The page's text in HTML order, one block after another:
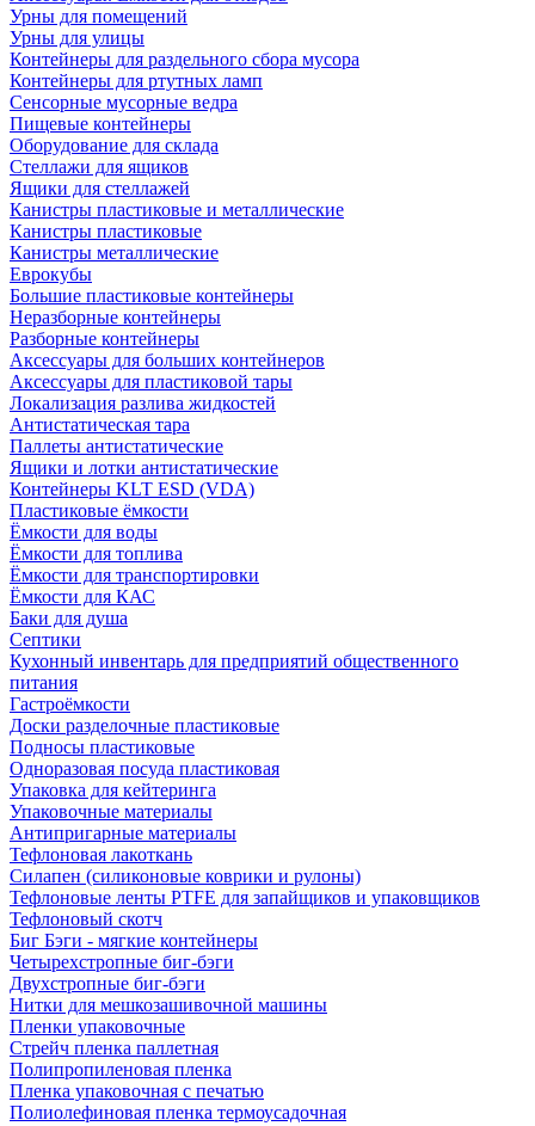
Урны для помещений
Урны для улицы
Контейнеры для раздельного сбора мусора
Контейнеры для ртутных ламп
Сенсорные мусорные ведра
Пищевые контейнеры
Оборудование для склада
Стеллажи для ящиков
Ящики для стеллажей
Канистры пластиковые и металлические
Канистры пластиковые
Канистры металлические
Еврокубы
Большие пластиковые контейнеры
Неразборные контейнеры
Разборные контейнеры
Аксессуары для больших контейнеров
Аксессуары для пластиковой тары
Локализация разлива жидкостей
Антистатическая тара
Паллеты антистатические
Ящики и лотки антистатические
Контейнеры KLT ESD (VDA)
Пластиковые ёмкости
Ёмкости для воды
Ёмкости для топлива
Ёмкости для транспортировки
Ёмкости для КАС
Баки для душа
Септики
Кухонный инвентарь для предприятий общественного
питания
Гастроёмкости
Доски разделочные пластиковые
Подносы пластиковые
Одноразовая посуда пластиковая
Упаковка для кейтеринга
Упаковочные материалы
Антипригарные материалы
Тефлоновая лакоткань
Силапен (силиконовые коврики и рулоны)
Тефлоновые ленты PTFE для запайщиков и упаковщиков
Тефлоновый скотч
Биг Бэги - мягкие контейнеры
Четырехстропные биг-бэги
Двухстропные биг-бэги
Нитки для мешкозашивочной машины
Пленки упаковочные
Стрейч пленка паллетная
Полипропиленовая пленка
Пленка упаковочная с печатью
Полиолефиновая пленка термоусадочная